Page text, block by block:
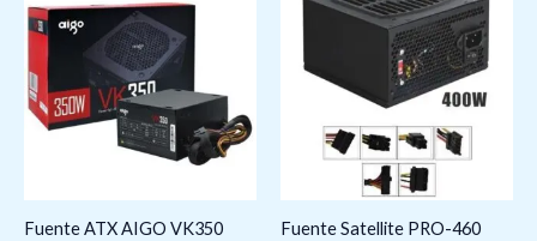
Fuente ATX AIGO VK350
Fuente Satellite PRO-460